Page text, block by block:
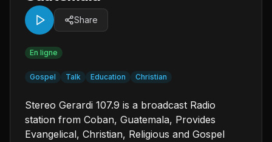
Share
En ligne
Gospel Talk Education Christian
Stereo Gerardi 107.9 is a broadcast Radio
station from Coban, Guatemala, Provides
Evangelical, Christian, Religious and Gospel